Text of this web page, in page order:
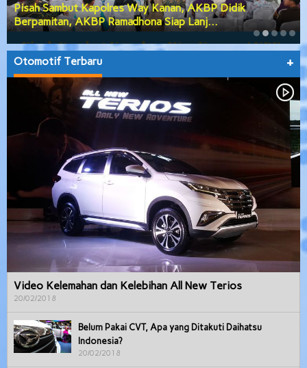
Pisah Sambut Kapolres Way Kanan, AKBP Didik
Berpamitan, AKBP Ramadhona Siap Lanj…
Otomotif Terbaru +
Video Kelemahan dan Kelebihan All New Terios
20/02/2018
Belum Pakai CVT, Apa yang Ditakuti Daihatsu
Indonesia?
20/02/2018